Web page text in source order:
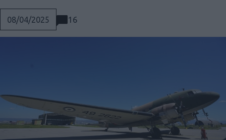
08/04/2025 16